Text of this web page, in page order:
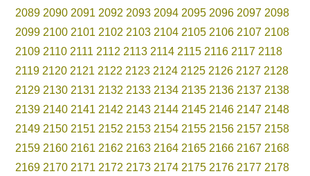
2089 2090 2091 2092 2093 2094 2095 2096 2097 2098
2099 2100 2101 2102 2103 2104 2105 2106 2107 2108
2109 2110 2111 2112 2113 2114 2115 2116 2117 2118
2119 2120 2121 2122 2123 2124 2125 2126 2127 2128
2129 2130 2131 2132 2133 2134 2135 2136 2137 2138
2139 2140 2141 2142 2143 2144 2145 2146 2147 2148
2149 2150 2151 2152 2153 2154 2155 2156 2157 2158
2159 2160 2161 2162 2163 2164 2165 2166 2167 2168
2169 2170 2171 2172 2173 2174 2175 2176 2177 2178